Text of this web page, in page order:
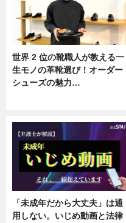
世界 2 位の靴職人が教える一
生モノの革靴選び！オーダー
シューズの魅力…
「未成年だから大丈夫」は通
用しない。いじめ動画と法律